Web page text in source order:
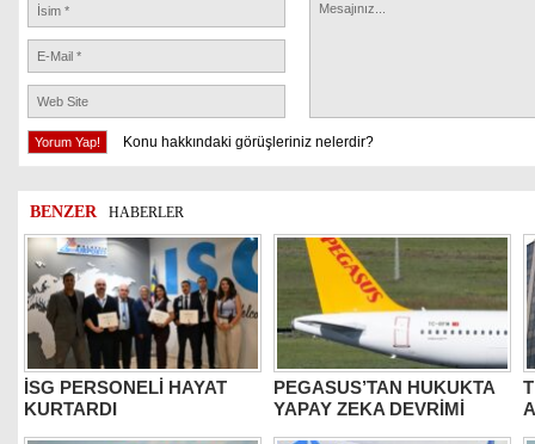
Konu hakkındaki görüşleriniz nelerdir?
BENZER HABERLER
İSG PERSONELİ HAYAT
KURTARDI
PEGASUS’TAN HUKUKTA
YAPAY ZEKA DEVRİMİ